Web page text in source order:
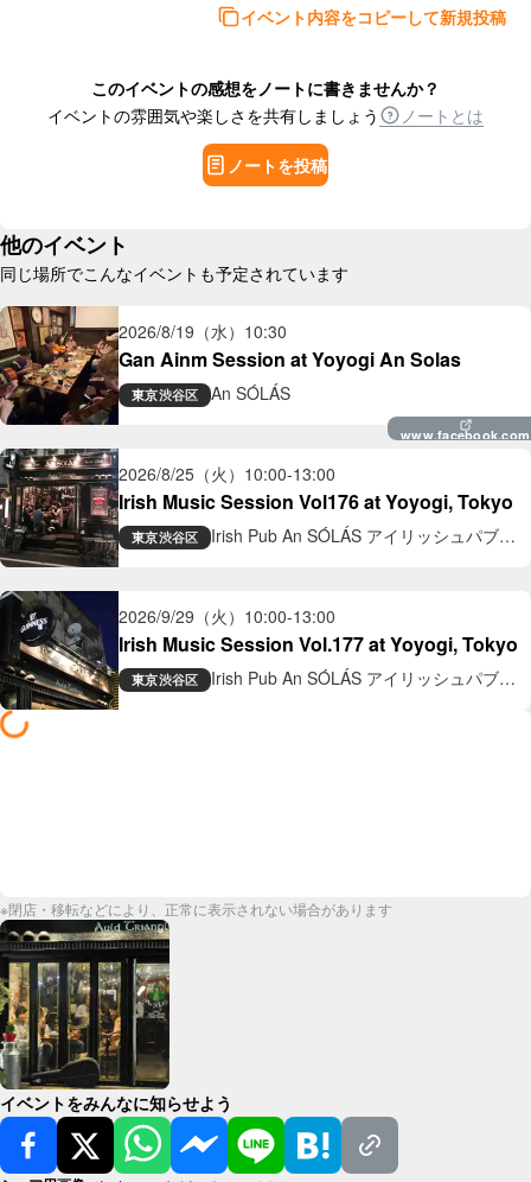
イベント内容をコピーして新規投稿
このイベントの感想をノートに書きませんか？
イベントの雰囲気や楽しさを共有しましょう
ノートとは
ノートを投稿
他のイベント
同じ場所でこんなイベントも予定されています
2026/8/19（水） 10:30
Gan Ainm Session at Yoyogi An Solas
東京渋谷区 An SÓLÁS
www.facebook.com
2026/8/25（火） 10:00-13:00
Irish Music Session Vol176 at Yoyogi, Tokyo
東京渋谷区
Irish Pub An SÓLÁS アイリッシュパブ
2026/9/29（火） 10:00-13:00
Irish Music Session Vol.177 at Yoyogi, Tokyo
東京渋谷区
Irish Pub An SÓLÁS アイリッシュパブ
※閉店・移転などにより、正常に表示されない場合があります
イベントをみんなに知らせよう